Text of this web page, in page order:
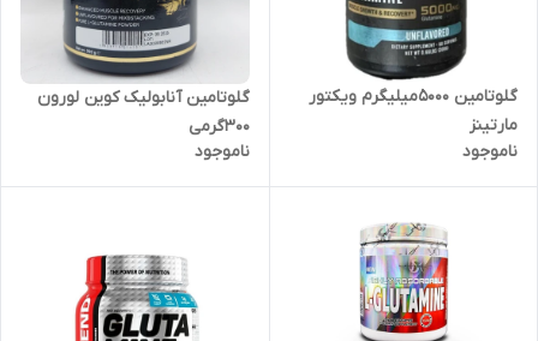
گلوتامین ۵۰۰۰میلیگرم ویکتور
مارتینز
ناموجود
گلوتامین آنابولیک کوین لورون
۳۰۰گرمی
ناموجود